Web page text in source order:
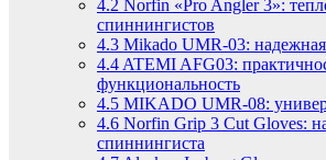
4.2 Norfin «Pro Angler 3»:
спиннингистов
4.3 Mikado UMR-03:
4.4 ATEMI AFG03:
функциональность
4.5 MIKADO UMR-08:
4.6 Norfin Grip 3 Cut Gloves:
спиннингиста